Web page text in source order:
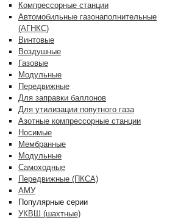
Компрессорные станции
Автомобильные газонаполнительные
(АГНКС)
Винтовые
Воздушные
Газовые
Модульные
Передвижные
Для заправки баллонов
Для утилизации попутного газа
Азотные компрессорные станции
Носимые
Мембранные
Модульные
Самоходные
Передвижные (ПКСА)
АМУ
Популярные серии
УКВШ (шахтные)